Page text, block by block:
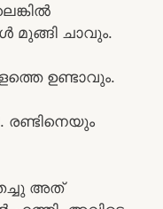
മുങ്ങി ചാവും.
ഉണ്ടാവും.
രണ്ടിനെയും
അത്